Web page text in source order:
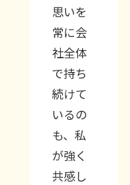
思いを
常に会
社全体
で持ち
続けて
いるの
も、私
が強く
共感し